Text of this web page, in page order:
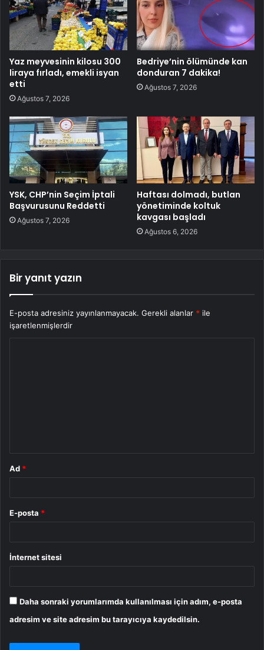
Yaz meyvesinin kilosu 300
liraya fırladı, emekli isyan
etti
Ağustos 7, 2026
Bedriye’nin ölümünde kan
donduran 7 dakika!
Ağustos 7, 2026
YSK, CHP’nin Seçim İptali
Başvurusunu Reddetti
Ağustos 7, 2026
Haftası dolmadı, butlan
yönetiminde koltuk
kavgası başladı
Ağustos 6, 2026
Bir yanıt yazın
E-posta adresiniz yayınlanmayacak. Gerekli alanlar * ile
işaretlenmişlerdir
Ad *
E-posta *
İnternet sitesi
Daha sonraki yorumlarımda kullanılması için adım, e-posta
adresim ve site adresim bu tarayıcıya kaydedilsin.